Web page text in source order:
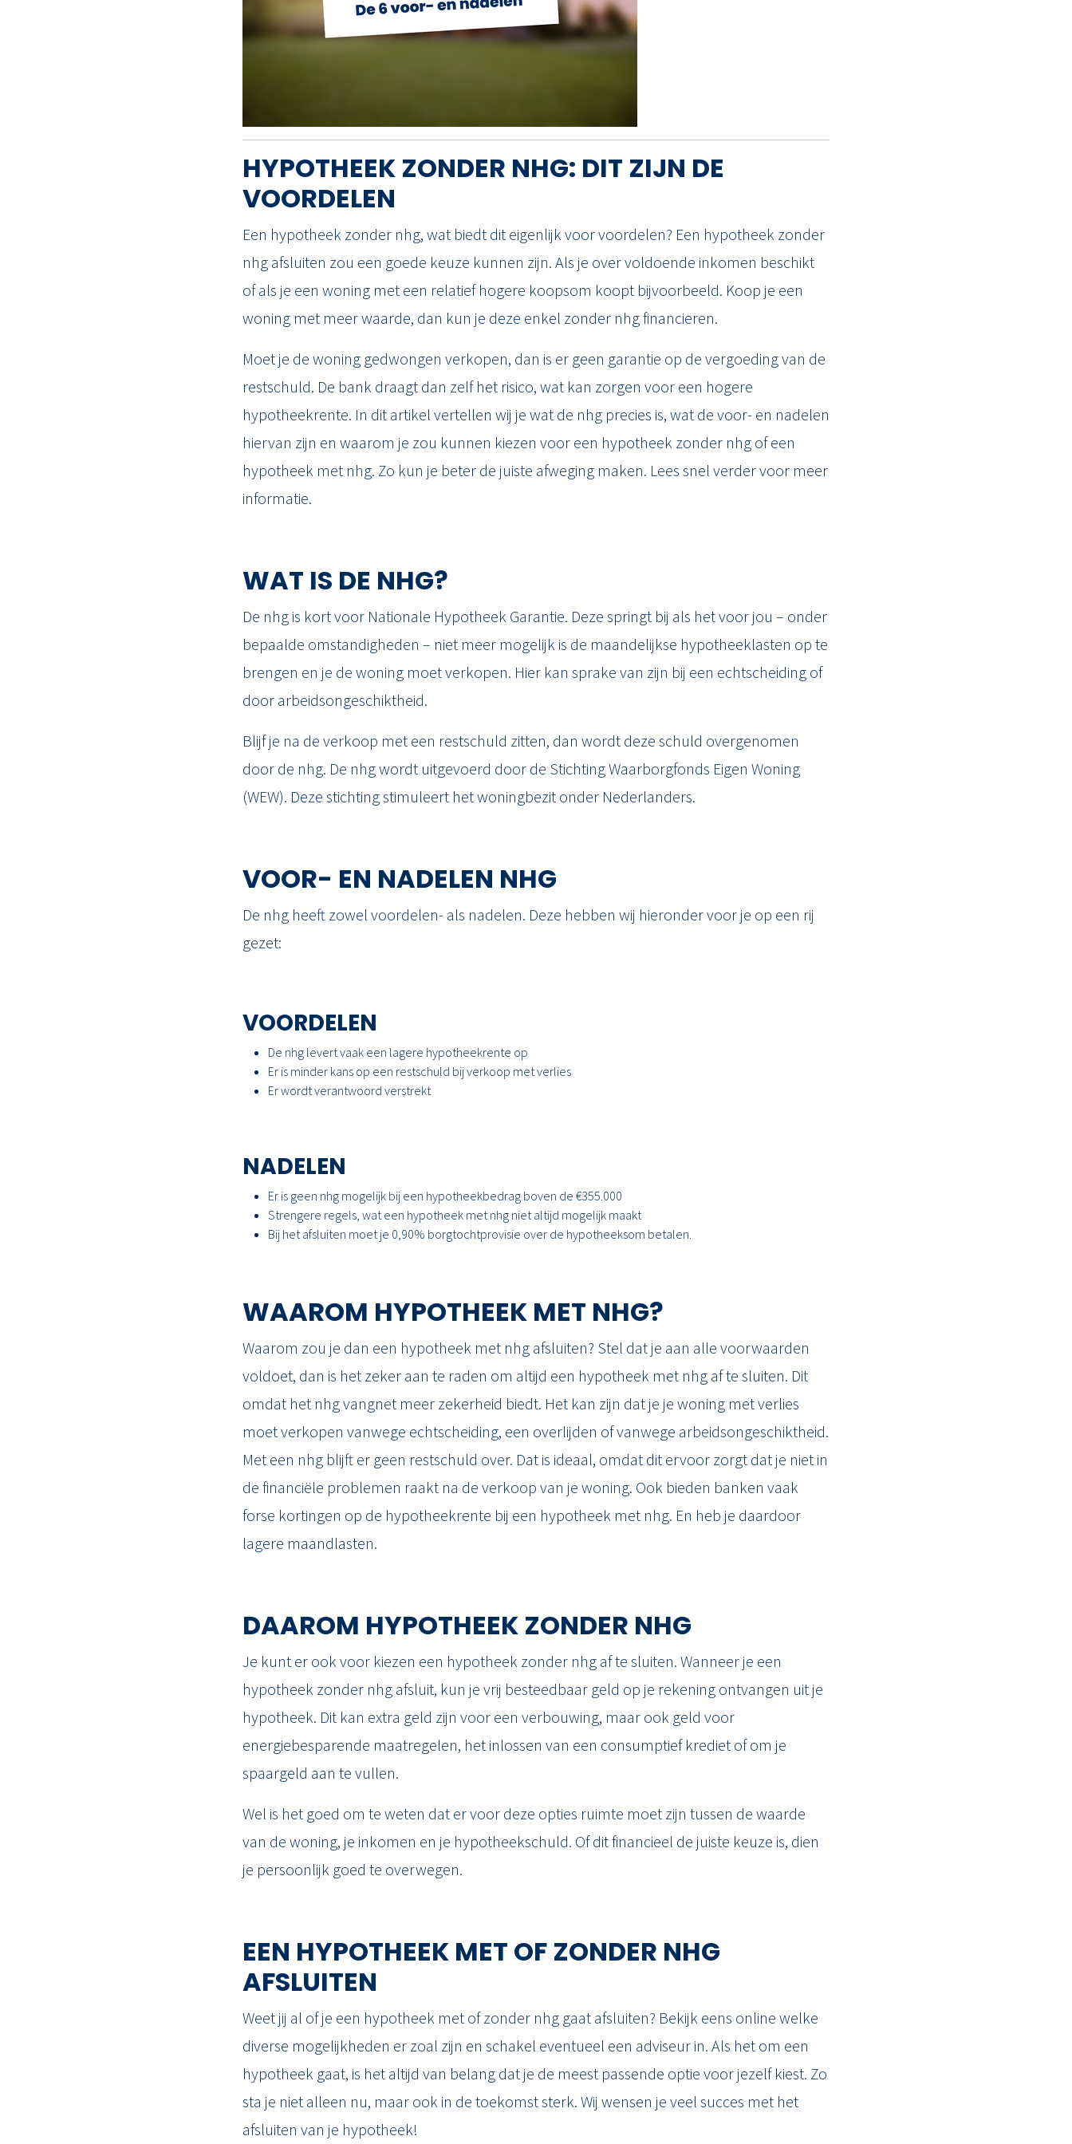
RESULTATEN
OVER ONS
2651 CE Berkel en Rodenrijs
010 - 422 4000
HYPOTHEEK ZONDER NHG: DIT ZIJN DE
VOORDELEN
Een hypotheek zonder nhg, wat biedt dit eigenlijk voor voordelen? Een hypotheek zonder
nhg afsluiten zou een goede keuze kunnen zijn. Als je over voldoende inkomen beschikt
of als je een woning met een relatief hogere koopsom koopt bijvoorbeeld. Koop je een
woning met meer waarde, dan kun je deze enkel zonder nhg financieren.
Moet je de woning gedwongen verkopen, dan is er geen garantie op de vergoeding van de
restschuld. De bank draagt dan zelf het risico, wat kan zorgen voor een hogere
hypotheekrente. In dit artikel vertellen wij je wat de nhg precies is, wat de voor- en nadelen
hiervan zijn en waarom je zou kunnen kiezen voor een hypotheek zonder nhg of een
hypotheek met nhg. Zo kun je beter de juiste afweging maken. Lees snel verder voor meer
informatie.
WAT IS DE NHG?
De nhg is kort voor Nationale Hypotheek Garantie. Deze springt bij als het voor jou – onder
bepaalde omstandigheden – niet meer mogelijk is de maandelijkse hypotheeklasten op te
brengen en je de woning moet verkopen. Hier kan sprake van zijn bij een echtscheiding of
door arbeidsongeschiktheid.
Blijf je na de verkoop met een restschuld zitten, dan wordt deze schuld overgenomen
door de nhg. De nhg wordt uitgevoerd door de Stichting Waarborgfonds Eigen Woning
(WEW). Deze stichting stimuleert het woningbezit onder Nederlanders.
VOOR- EN NADELEN NHG
De nhg heeft zowel voordelen- als nadelen. Deze hebben wij hieronder voor je op een rij
gezet:
VOORDELEN
De nhg levert vaak een lagere hypotheekrente op
Er is minder kans op een restschuld bij verkoop met verlies
Er wordt verantwoord verstrekt
NADELEN
Er is geen nhg mogelijk bij een hypotheekbedrag boven de €355.000
Strengere regels, wat een hypotheek met nhg niet altijd mogelijk maakt
Bij het afsluiten moet je 0,90% borgtochtprovisie over de hypotheeksom betalen.
WAAROM HYPOTHEEK MET NHG?
Waarom zou je dan een hypotheek met nhg afsluiten? Stel dat je aan alle voorwaarden
voldoet, dan is het zeker aan te raden om altijd een hypotheek met nhg af te sluiten. Dit
omdat het nhg vangnet meer zekerheid biedt. Het kan zijn dat je je woning met verlies
moet verkopen vanwege echtscheiding, een overlijden of vanwege arbeidsongeschiktheid.
Met een nhg blijft er geen restschuld over. Dat is ideaal, omdat dit ervoor zorgt dat je niet in
de financiële problemen raakt na de verkoop van je woning. Ook bieden banken vaak
forse kortingen op de hypotheekrente bij een hypotheek met nhg. En heb je daardoor
lagere maandlasten.
DAAROM HYPOTHEEK ZONDER NHG
Je kunt er ook voor kiezen een hypotheek zonder nhg af te sluiten. Wanneer je een
hypotheek zonder nhg afsluit, kun je vrij besteedbaar geld op je rekening ontvangen uit je
hypotheek. Dit kan extra geld zijn voor een verbouwing, maar ook geld voor
energiebesparende maatregelen, het inlossen van een consumptief krediet of om je
spaargeld aan te vullen.
Wel is het goed om te weten dat er voor deze opties ruimte moet zijn tussen de waarde
van de woning, je inkomen en je hypotheekschuld. Of dit financieel de juiste keuze is, dien
je persoonlijk goed te overwegen.
EEN HYPOTHEEK MET OF ZONDER NHG
AFSLUITEN
Weet jij al of je een hypotheek met of zonder nhg gaat afsluiten? Bekijk eens online welke
diverse mogelijkheden er zoal zijn en schakel eventueel een adviseur in. Als het om een
hypotheek gaat, is het altijd van belang dat je de meest passende optie voor jezelf kiest. Zo
sta je niet alleen nu, maar ook in de toekomst sterk. Wij wensen je veel succes met het
afsluiten van je hypotheek!